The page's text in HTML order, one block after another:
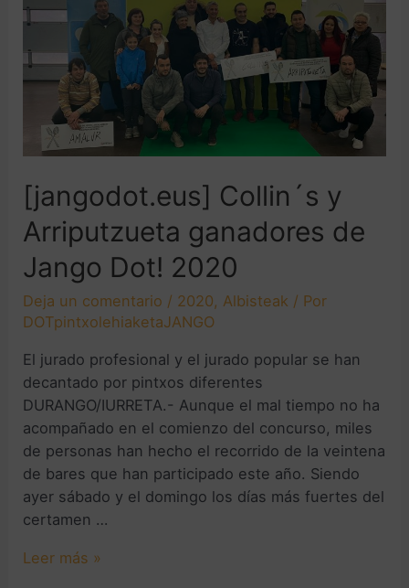
[jangodot.eus] Collin´s y
Arriputzueta ganadores de
Jango Dot! 2020
Deja un comentario / 2020, Albisteak / Por
DOTpintxolehiaketaJANGO
El jurado profesional y el jurado popular se han
decantado por pintxos diferentes
DURANGO/IURRETA.- Aunque el mal tiempo no ha
acompañado en el comienzo del concurso, miles
de personas han hecho el recorrido de la veintena
de bares que han participado este año. Siendo
ayer sábado y el domingo los días más fuertes del
certamen …
Leer más »